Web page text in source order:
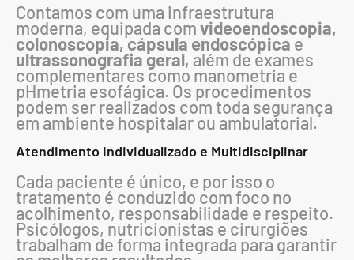
Contamos com uma infraestrutura
moderna, equipada comvideoendoscopia,
colonoscopia, cápsula endoscópica e
ultrassonografia geral, além de exames
complementares como manometria e
pHmetria esofágica. Os procedimentos
podem ser realizados com toda segurança
em ambiente hospitalar ou ambulatorial.
Atendimento Individualizado e Multidisciplinar
Cada paciente é único, e por isso o
tratamento é conduzido com foco no
acolhimento, responsabilidade e respeito.
Psicólogos, nutricionistas e cirurgiões
trabalham de forma integrada para garantir